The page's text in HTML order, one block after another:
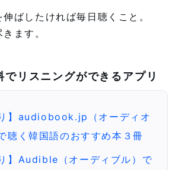
ばしたければ毎日聴くこと。
ます。
リスニングができるアプリ
り】audiobook.jp（オーディオ
聴く韓国語のおすすめ本３冊
り】Audible（オーディブル）で